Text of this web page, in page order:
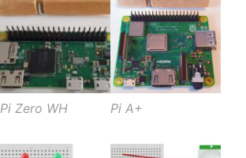
Pi Zero WH Pi A+